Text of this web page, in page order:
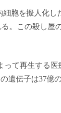
胞を擬人化
。この殺し屋
て再生する
遺伝子は37億